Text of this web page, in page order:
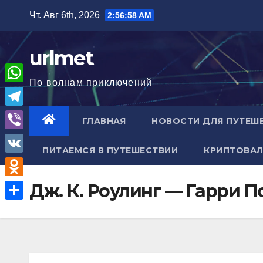
содержимому
Чт. Авг 6th, 2026 2:56:59 AM
urlmet
По волнам приключений
ГЛАВНАЯ НОВОСТИ ДЛЯ
ПИТАЕМСЯ В ПУТЕШЕСТВИИ
Дж. К. Роулинг — Гарри
W
h
a
A
T
e
l
e
g
V
i
b
e
V
K
O